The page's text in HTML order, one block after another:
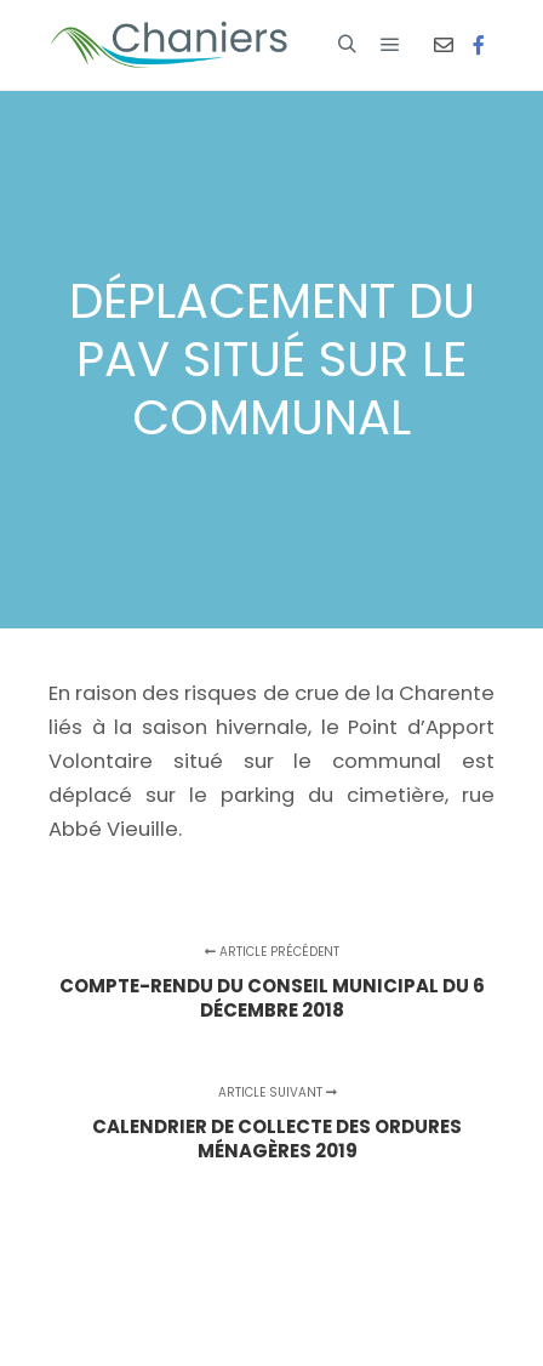
DÉPLACEMENT DU
PAV SITUÉ SUR LE
COMMUNAL
En raison des risques de crue de la Charente
liés à la saison hivernale, le Point d’Apport
Volontaire situé sur le communal est
déplacé sur le parking du cimetière, rue
Abbé Vieuille.
ARTICLE PRÉCÉDENT
COMPTE-RENDU DU CONSEIL MUNICIPAL DU 6
DÉCEMBRE 2018
ARTICLE SUIVANT
CALENDRIER DE COLLECTE DES ORDURES
MÉNAGÈRES 2019